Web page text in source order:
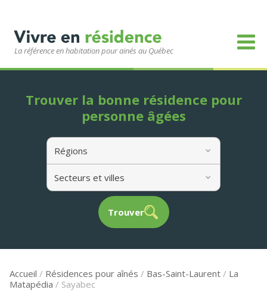
La référence en habitation pour ainés au Québec
Régions
Secteurs et villes
Trouver
Trouver la bonne résidence pour
personne âgées
Accueil / Résidences pour aînés / Bas-Saint-Laurent / La
Matapédia / Sayabec